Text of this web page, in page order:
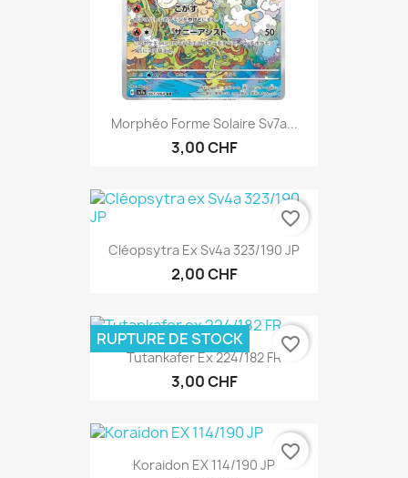
Morphéo Forme Solaire Sv7a...
3,00 CHF
Cléopsytra Ex Sv4a 323/190 JP
2,00 CHF
favorite_border
Tutankafer Ex 224/182 FR
3,00 CHF
RUPTURE DE STOCK favorite_border
Koraidon EX 114/190 JP
favorite_border